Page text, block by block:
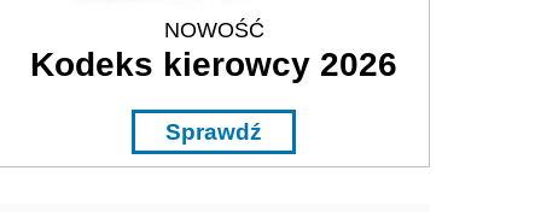
NOWOŚĆ
Kodeks kierowcy 2026
Sprawdź